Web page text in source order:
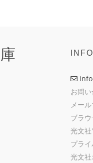
お問
メー
ブラ
光文
プラ
光文